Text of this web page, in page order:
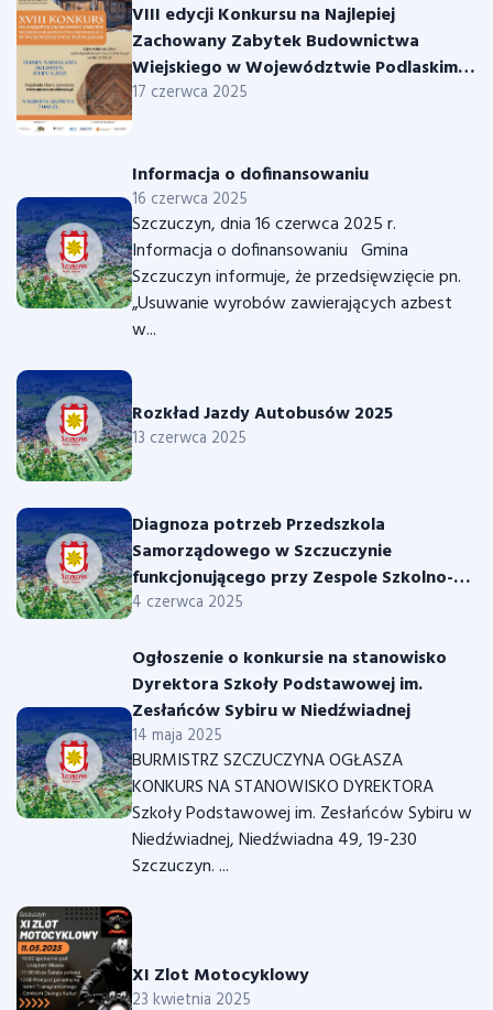
VIII edycji Konkursu na Najlepiej
Zachowany Zabytek Budownictwa
Wiejskiego w Województwie Podlaskim
2025
17 czerwca 2025
Informacja o dofinansowaniu
16 czerwca 2025
Szczuczyn, dnia 16 czerwca 2025 r.
Informacja o dofinansowaniu Gmina
Szczuczyn informuje, że przedsięwzięcie pn.
„Usuwanie wyrobów zawierających azbest
w...
Rozkład Jazdy Autobusów 2025
13 czerwca 2025
Diagnoza potrzeb Przedszkola
Samorządowego w Szczuczynie
funkcjonującego przy Zespole Szkolno-
Przedszkolnym w Szczuczynie
4 czerwca 2025
Ogłoszenie o konkursie na stanowisko
Dyrektora Szkoły Podstawowej im.
Zesłańców Sybiru w Niedźwiadnej
14 maja 2025
BURMISTRZ SZCZUCZYNA OGŁASZA
KONKURS NA STANOWISKO DYREKTORA
Szkoły Podstawowej im. Zesłańców Sybiru w
Niedźwiadnej, Niedźwiadna 49, 19-230
Szczuczyn. ...
XI Zlot Motocyklowy
23 kwietnia 2025